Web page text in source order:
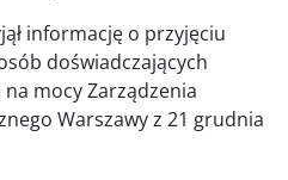
informację o przyjęciu
doświadczających
mocy Zarządzenia
Warszawy z 21 grudnia